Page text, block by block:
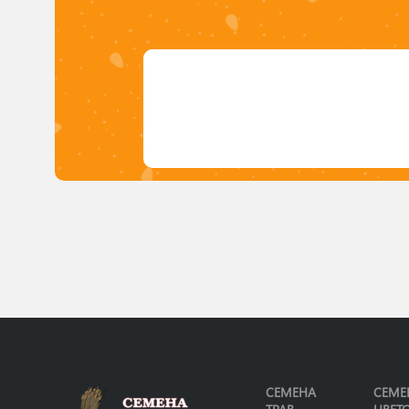
Семена огурцов ранних
сортов
Корнишоны
Китайские
Польские
Патиссоны
Семена репы
СЕМЕНА